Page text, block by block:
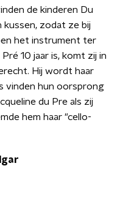
de kinderen Du
kussen, zodat ze bij
het instrument ter
10 jaar is, komt zij in
Hij wordt haar
vinden hun oorsprong
du Pre als zij
hem haar "cello-